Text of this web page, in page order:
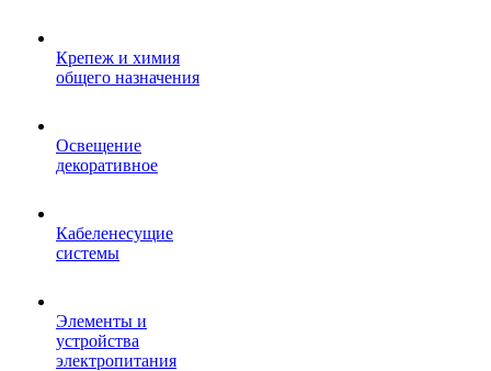
Крепеж и химия
общего назначения
Освещение
декоративное
Кабеленесущие
системы
Элементы и
устройства
электропитания